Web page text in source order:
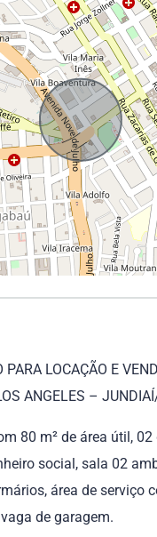
PARA LOCAÇÃO E
ANGELES –
80 m² de área útil,
social, sala 02
área de serviço
de garagem.